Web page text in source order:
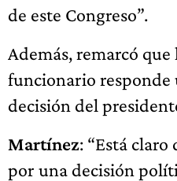
de este Congreso”.
Además, remarcó
funcionario responde
decisión del
Martínez: “Está claro
por una decisión